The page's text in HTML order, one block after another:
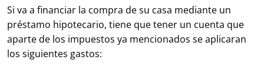
Si va a financiar la compra de su casa mediante un
préstamo hipotecario, tiene que tener un cuenta que
aparte de los impuestos ya mencionados se aplicaran
los siguientes gastos: